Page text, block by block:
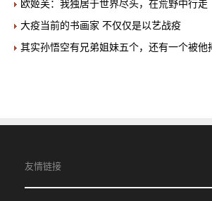
欧姬芙：我独居于世界尽头，在荒野中行走
大疫当前的书画家 不仅仅是以艺战疫
其实孙悟空有兄弟姐妹五个，还有一个被他
友情链接